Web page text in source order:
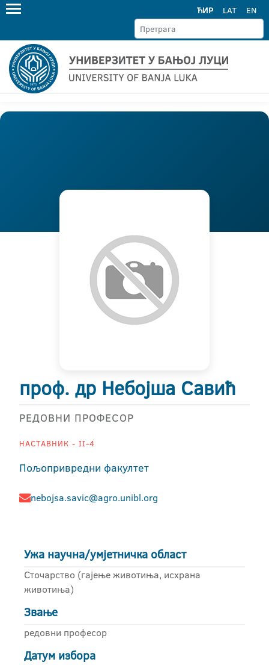
ЋИР LAT EN
проф. др Небојша Савић
РЕДОВНИ ПРОФЕСОР
НАСТАВНИК - II-4
Пољопривредни факултет
nebojsa.savic@agro.unibl.org
Ужа научна/умјетничка област
Сточарство (гајење животиња, исхрана
животиња)
Звање
редовни професор
Датум избора